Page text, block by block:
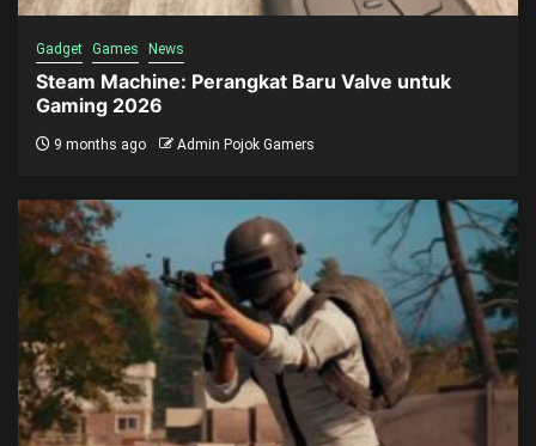
Gadget Games News
Steam Machine: Perangkat Baru Valve untuk
Gaming 2026
9 months ago Admin Pojok Gamers